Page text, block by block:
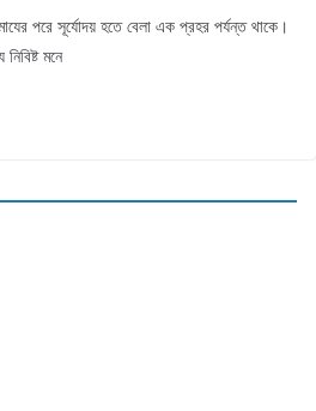
পরে সূর্যোদয় হতে বেলা এক প্রহর পর্যন্ত থাকে।
মনে